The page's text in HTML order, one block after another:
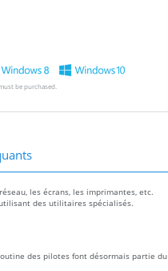
be purchased.
les écrans, les imprimantes, etc.
des utilitaires spécialisés.
des pilotes font désormais partie du